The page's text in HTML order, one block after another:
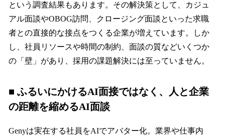
という調査結果もあります。その解決策として、カジュ
アル面談やOBOG訪問、クロージング面談といった求職
者との直接的な接点をつくる企業が増えています。しか
し、社員リソースや時間の制約、面談の質などいくつか
の「壁」があり、採用の課題解決には至っていません。
■ ふるいにかけるAI面接ではなく、人と企業
の距離を縮めるAI面談
Genyは実在する社員をAIでアバター化。業界や仕事内